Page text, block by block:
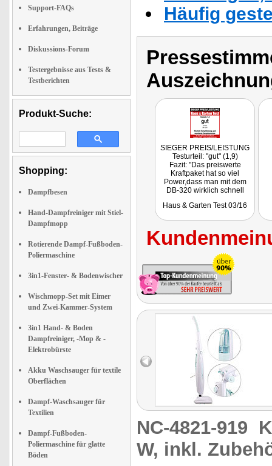
Support-FAQs
Erfahrungen, Beiträge
Diskussions-Forum
Testergebnisse aus Tests &
Testberichten
Produkt-Suche:
Shopping:
Dampfbesen
Hand-Dampfreiniger mit Stiel-
Dampfmopp
Rotierende Dampf-Fußboden-
Poliermaschine
3in1-Fenster- & Bodenwischer
Wischmopp-Set mit Eimer
und Zwei-Kammer-System
3in1 Hand- & Boden
Dampfreiniger, -Mop & -
Elektrobürste
Akku Waschsauger für textile
Oberflächen
Dampf-Waschsauger für
Textilien
Dampf-Fußboden-
Poliermaschine für glatte
Böden
Häufig
SIEGER PREIS/LEISTUNG
Testurteil: "gut" (1,9)
Fazit: "Das preiswerte
Kraftpaket hat so viel
Power,dass man mit dem
DB-320 wirklich schnell
Haus & Garten Test 03/16
NC-4821-919
W, inkl.